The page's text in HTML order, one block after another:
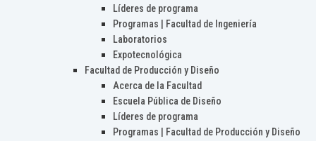
Líderes de programa
Programas | Facultad de Ingeniería
Laboratorios
Expotecnológica
Facultad de Producción y Diseño
Acerca de la Facultad
Escuela Pública de Diseño
Líderes de programa
Programas | Facultad de Producción y Diseño